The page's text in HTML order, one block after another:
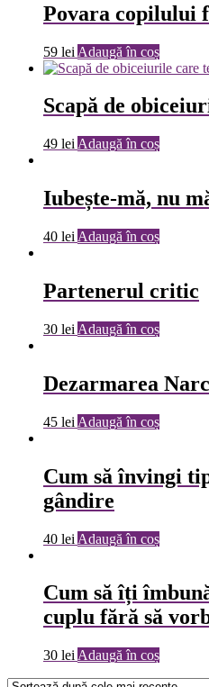
Povara copilului
59 lei Adaugă în coș
Scapă de
49 lei Adaugă în coș
Iubește-mă, nu
40 lei Adaugă în coș
Partenerul critic
30 lei Adaugă în coș
Dezarmarea
45 lei Adaugă în coș
Cum să învingi
gândire
40 lei Adaugă în coș
Cum să îți
cuplu fără să
30 lei Adaugă în coș